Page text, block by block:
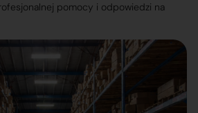
pomocy i odpowiedzi na